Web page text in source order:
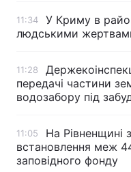
Тема оформлення
11:34
У Криму в
людськими
11:28
передачі частини
водозабору під
11:05
На Рівненщині
встановлення меж
заповідного фонду